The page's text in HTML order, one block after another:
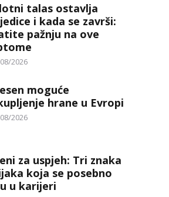
talas ostavlja
i kada se završi:
pažnju na ove
2026
moguće
hrane u Evropi
2026
za uspjeh: Tri znaka
koja se posebno
u karijeri